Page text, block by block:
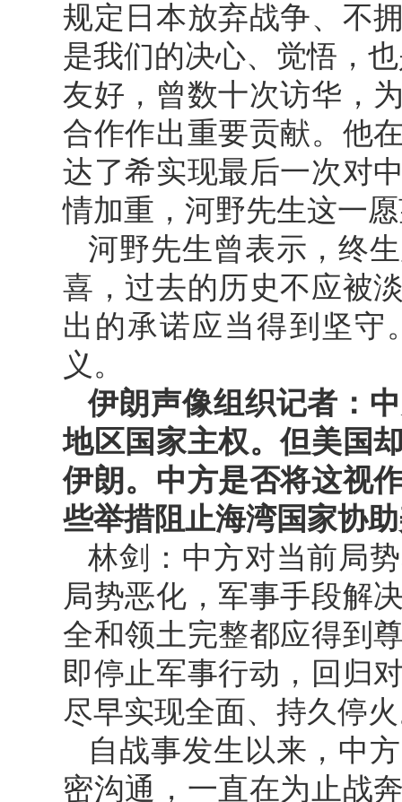
规定日本放弃战争、不
是我们的决心、觉悟，
友好，曾数十次访华，
合作作出重要贡献。他
达了希实现最后一次对
情加重，河野先生这一
河野先生曾表示，终
喜，过去的历史不应被
出的承诺应当得到坚守
义。
伊朗声像组织记者：
地区国家主权。但美国
伊朗。中方是否将这视
些举措阻止海湾国家协
林剑：中方对当前局
局势恶化，军事手段解
全和领土完整都应得到
即停止军事行动，回归
尽早实现全面、持久停
自战事发生以来，中
密沟通，一直在为止战